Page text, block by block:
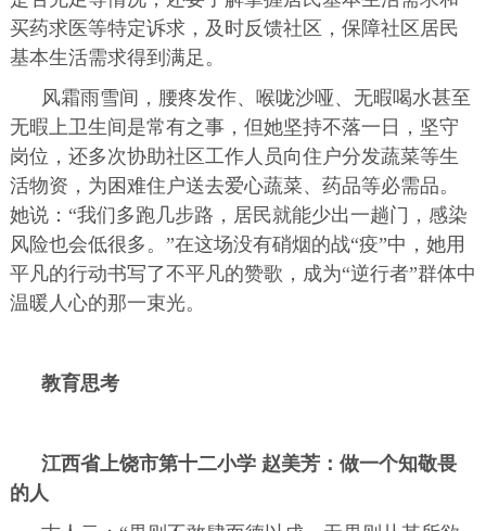
买药求医等特定诉求，及时反馈社区，保障社区居民
基本生活需求得到满足。
风霜雨雪间，腰疼发作、喉咙沙哑、无暇喝水甚至
无暇上卫生间是常有之事，但她坚持不落一日，坚守
岗位，还多次协助社区工作人员向住户分发蔬菜等生
活物资，为困难住户送去爱心蔬菜、药品等必需品。
她说：“我们多跑几步路，居民就能少出一趟门，感染
风险也会低很多。”在这场没有硝烟的战“疫”中，她用
平凡的行动书写了不平凡的赞歌，成为“逆行者”群体中
温暖人心的那一束光。
教育思考
江西省上饶市第十二小学 赵美芳：做一个知敬畏
的人